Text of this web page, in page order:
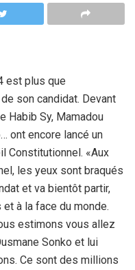
est plus que
son candidat. Devant
Habib Sy, Mamadou
ont encore lancé un
Constitutionnel. «Aux
les yeux sont braqués
et va bientôt partir,
à la face du monde.
estimons vous allez
Sonko et lui
Ce sont des millions